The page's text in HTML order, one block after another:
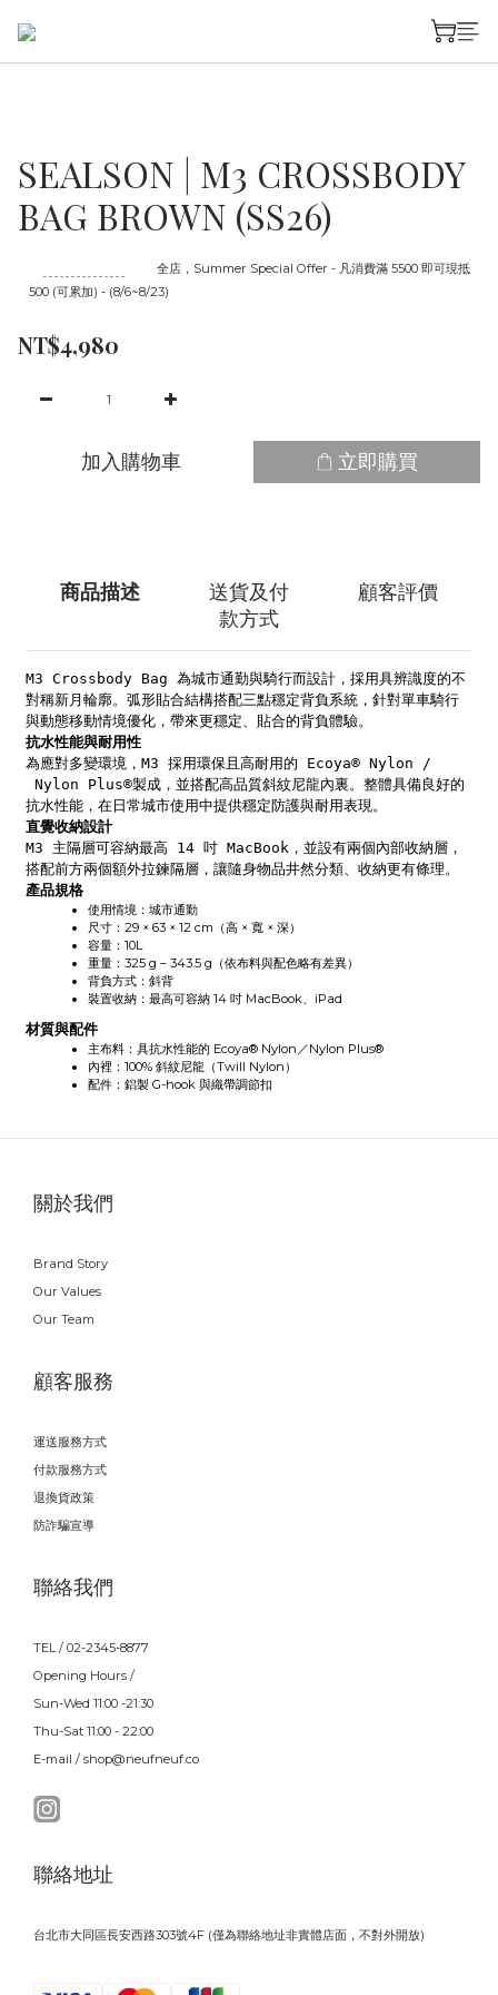
SEALSON | M3 CROSSBODY
BAG BROWN (SS26)
全店，Summer Special Offer - 凡消費滿 5500 即可現抵
500 (可累加) - (8/6~8/23)
NT$4,980
加入購物車 立即購買
商品描述
送貨及付
款方式
顧客評價
M3 Crossbody Bag 為城市通勤與騎行而設計，採用具辨識度的不
對稱新月輪廓。弧形貼合結構搭配三點穩定背負系統，針對單車騎行
與動態移動情境優化，帶來更穩定、貼合的背負體驗。
抗水性能與耐用性
為應對多變環境，M3 採用環保且高耐用的 Ecoya® Nylon /
Nylon Plus®製成，並搭配高品質斜紋尼龍內裏。整體具備良好的
抗水性能，在日常城市使用中提供穩定防護與耐用表現。
直覺收納設計
M3 主隔層可容納最高 14 吋 MacBook，並設有兩個內部收納層，
搭配前方兩個額外拉鍊隔層，讓隨身物品井然分類、收納更有條理。
產品規格
使用情境：城市通勤
尺寸：29 × 63 × 12 cm（高 × 寬 × 深）
容量：10L
重量：325 g – 343.5 g（依布料與配色略有差異）
背負方式：斜背
裝置收納：最高可容納 14 吋 MacBook、iPad
材質與配件
主布料：具抗水性能的 Ecoya® Nylon／Nylon Plus®
內裡：100% 斜紋尼龍（Twill Nylon）
配件：鋁製 G-hook 與織帶調節扣
關於我們
Brand Story
Our Values
Our Team
顧客服務
運送服務方式
付款服務方式
退換貨政策
防詐騙宣導
聯絡我們
TEL / 02-2345-8877
Opening Hours /
Sun-Wed 11:00 -21:30
Thu-Sat 11:00 - 22:00
E-mail / shop@neufneuf.co
聯絡地址
台北市大同區長安西路303號4F (僅為聯絡地址非實體店面，不對外開放)